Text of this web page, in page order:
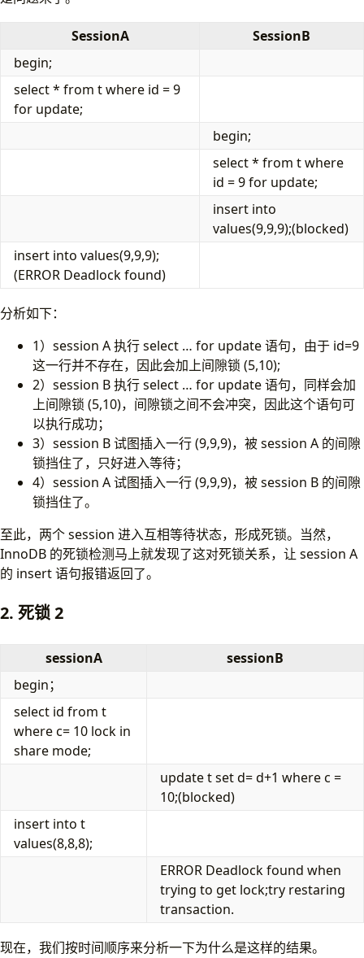
SessionA
SessionB
begin;
select * from t where id = 9
for update;
begin;
select * from t where
id = 9 for update;
insert into
values(9,9,9);(blocked)
insert into values(9,9,9);
(ERROR Deadlock found)
分析如下：
1）session A 执行 select … for update 语句，由于 id=9
这一行并不存在，因此会加上间隙锁 (5,10);
2）session B 执行 select … for update 语句，同样会加
上间隙锁 (5,10)，间隙锁之间不会冲突，因此这个语句可
以执行成功；
3）session B 试图插入一行 (9,9,9)，被 session A 的间隙
锁挡住了，只好进入等待；
4）session A 试图插入一行 (9,9,9)，被 session B 的间隙
锁挡住了。
至此，两个 session 进入互相等待状态，形成死锁。当然，
InnoDB 的死锁检测马上就发现了这对死锁关系，让 session A
的 insert 语句报错返回了。
2. 死锁 2
sessionA
sessionB
begin；
select id from t
where c= 10 lock in
share mode;
update t set d= d+1 where c =
10;(blocked)
insert into t
values(8,8,8);
ERROR Deadlock found when
trying to get lock;try restaring
transaction.
现在，我们按时间顺序来分析一下为什么是这样的结果。